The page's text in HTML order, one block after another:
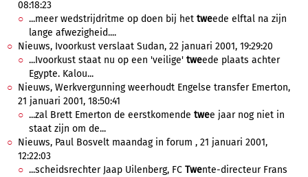
08:18:23
...meer wedstrijdritme op doen bij het tweede elftal na zijn
lange afwezigheid....
Nieuws, Ivoorkust verslaat Sudan, 22 januari 2001, 19:29:20
...Ivoorkust staat nu op een 'veilige' tweede plaats achter
Egypte. Kalou...
Nieuws, Werkvergunning weerhoudt Engelse transfer Emerton,
21 januari 2001, 18:50:41
...zal Brett Emerton de eerstkomende twee jaar nog niet in
staat zijn om de...
Nieuws, Paul Bosvelt maandag in forum , 21 januari 2001,
12:22:03
...scheidsrechter Jaap Uilenberg, FC Twente-directeur Frans